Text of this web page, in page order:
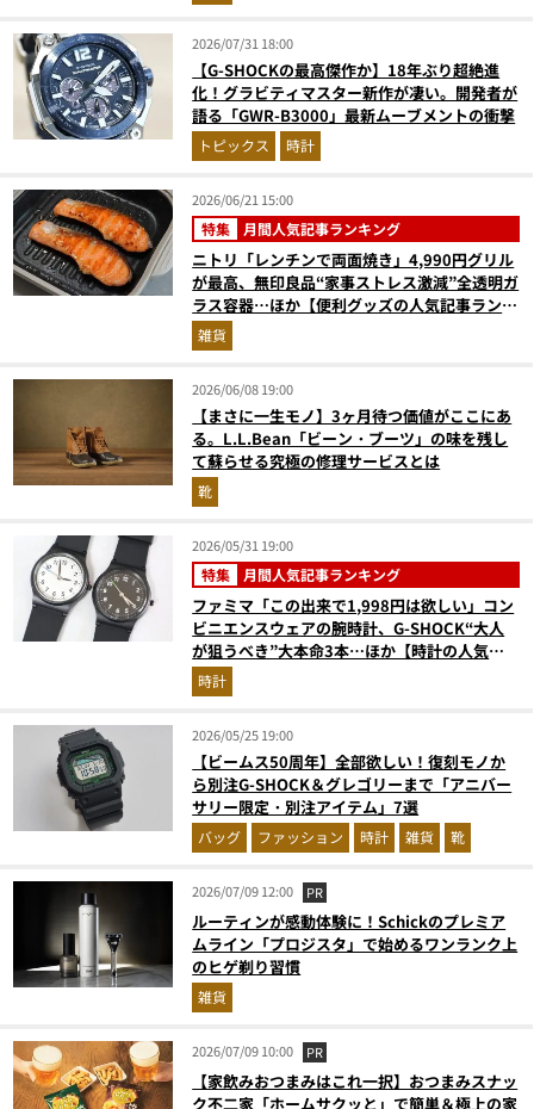
2026/07/31 18:00
【G-SHOCKの最高傑作か】18年ぶり超絶進
化！グラビティマスター新作が凄い。開発者が
語る「GWR-B3000」最新ムーブメントの衝撃
トピックス 時計
2026/06/21 15:00
特集 月間人気記事ランキング
ニトリ「レンチンで両面焼き」4,990円グリル
が最高、無印良品“家事ストレス激減”全透明ガ
ラス容器…ほか【便利グッズの人気記事ランキ
ングベスト3】（2026年5月版）
雑貨
2026/06/08 19:00
【まさに一生モノ】3ヶ月待つ価値がここにあ
る。L.L.Bean「ビーン・ブーツ」の味を残し
て蘇らせる究極の修理サービスとは
靴
2026/05/31 19:00
特集 月間人気記事ランキング
ファミマ「この出来で1,998円は欲しい」コン
ビニエンスウェアの腕時計、G-SHOCK“大人
が狙うべき”大本命3本…ほか【時計の人気記
事ランキングベスト3】（2026年4月版）
時計
2026/05/25 19:00
【ビームス50周年】全部欲しい！復刻モノか
ら別注G-SHOCK＆グレゴリーまで「アニバー
サリー限定・別注アイテム」7選
バッグ ファッション 時計 雑貨 靴
2026/07/09 12:00 PR
ルーティンが感動体験に！Schickのプレミア
ムライン「プロジスタ」で始めるワンランク上
のヒゲ剃り習慣
雑貨
2026/07/09 10:00 PR
【家飲みおつまみはこれ一択】おつまみスナッ
ク不二家「ホームサクッと」で簡単＆極上の家